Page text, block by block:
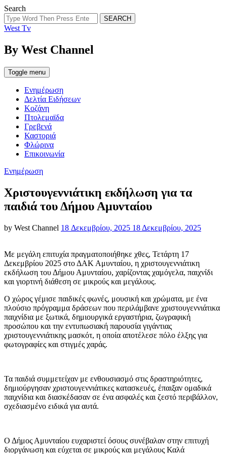
Search
SEARCH
West Tv
By West Channel
Toggle menu
Ενημέρωση
Δελτία Ειδήσεων
Κοζάνη
Πτολεμαϊδα
Γρεβενά
Καστοριά
Φλώρινα
Επικοινωνία
Categories
Ενημέρωση
Χριστουγεννιάτικη εκδήλωση για τα
παιδιά του Δήμου Αμυνταίου
by West Channel Posted
18 Δεκεμβρίου, 2025 18 Δεκεμβρίου, 2025
Με μεγάλη επιτυχία πραγματοποιήθηκε χθες, Τετάρτη 17
Δεκεμβρίου 2025 στο ΔΑΚ Αμυνταίου, η χριστουγεννιάτικη
εκδήλωση του Δήμου Αμυνταίου, χαρίζοντας χαμόγελα, παιχνίδι
και γιορτινή διάθεση σε μικρούς και μεγάλους.
Ο χώρος γέμισε παιδικές φωνές, μουσική και χρώματα, με ένα
πλούσιο πρόγραμμα δράσεων που περιλάμβανε χριστουγεννιάτικα
παιχνίδια με ξωτικά, δημιουργικά εργαστήρια, ζωγραφική
προσώπου και την εντυπωσιακή παρουσία γιγάντιας
χριστουγεννιάτικης μασκότ, η οποία αποτέλεσε πόλο έλξης για
φωτογραφίες και στιγμές χαράς.
Τα παιδιά συμμετείχαν με ενθουσιασμό στις δραστηριότητες,
δημιούργησαν χριστουγεννιάτικες κατασκευές, έπαιξαν ομαδικά
παιχνίδια και διασκέδασαν σε ένα ασφαλές και ζεστό περιβάλλον,
σχεδιασμένο ειδικά για αυτά.
Ο Δήμος Αμυνταίου ευχαριστεί όσους συνέβαλαν στην επιτυχή
διοργάνωση και εύχεται σε μικρούς και μεγάλους Καλά